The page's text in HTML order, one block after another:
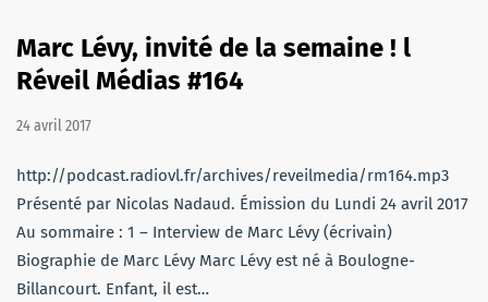
Marc Lévy, invité de la semaine ! l
Réveil Médias #164
24 avril 2017
http://podcast.radiovl.fr/archives/reveilmedia/rm164.mp3
Présenté par Nicolas Nadaud. Émission du Lundi 24 avril 2017
Au sommaire : 1 – Interview de Marc Lévy (écrivain)
Biographie de Marc Lévy Marc Lévy est né à Boulogne-
Billancourt. Enfant, il est…